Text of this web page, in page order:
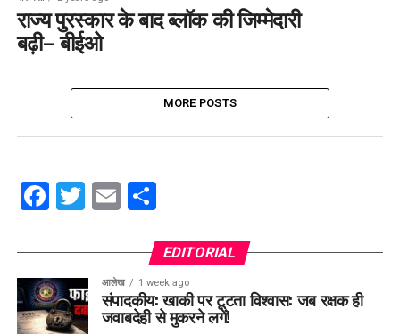
राज्य पुरस्कार के बाद ब्लॉक की जिम्मेदारी
बढ़ी– बीईओ
MORE POSTS
Facebook
Twitter
EmailShare
EDITORIAL
आलेख 1 week ago
संपादकीय: खाकी पर टूटता विश्वास: जब रक्षक ही
जवाबदेही से मुकरने लगें!